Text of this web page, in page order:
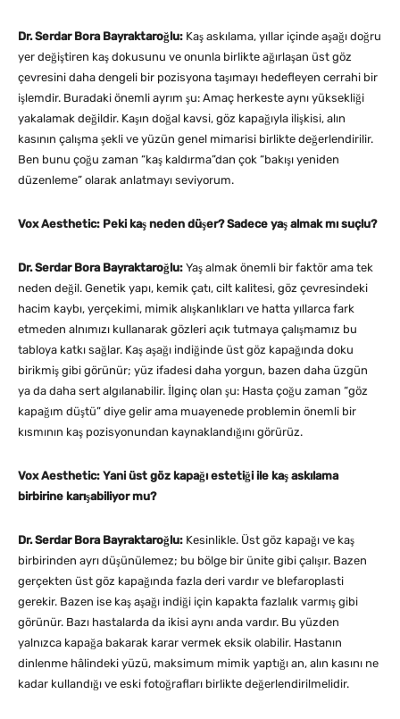
Dr. Serdar Bora Bayraktaroğlu: Kaş askılama, yıllar içinde aşağı doğru
yer değiştiren kaş dokusunu ve onunla birlikte ağırlaşan üst göz
çevresini daha dengeli bir pozisyona taşımayı hedefleyen cerrahi bir
işlemdir. Buradaki önemli ayrım şu: Amaç herkeste aynı yüksekliği
yakalamak değildir. Kaşın doğal kavsi, göz kapağıyla ilişkisi, alın
kasının çalışma şekli ve yüzün genel mimarisi birlikte değerlendirilir.
Ben bunu çoğu zaman “kaş kaldırma”dan çok “bakışı yeniden
düzenleme” olarak anlatmayı seviyorum.
Vox Aesthetic: Peki kaş neden düşer? Sadece yaş almak mı suçlu?
Dr. Serdar Bora Bayraktaroğlu: Yaş almak önemli bir faktör ama tek
neden değil. Genetik yapı, kemik çatı, cilt kalitesi, göz çevresindeki
hacim kaybı, yerçekimi, mimik alışkanlıkları ve hatta yıllarca fark
etmeden alnımızı kullanarak gözleri açık tutmaya çalışmamız bu
tabloya katkı sağlar. Kaş aşağı indiğinde üst göz kapağında doku
birikmiş gibi görünür; yüz ifadesi daha yorgun, bazen daha üzgün
ya da daha sert algılanabilir. İlginç olan şu: Hasta çoğu zaman “göz
kapağım düştü” diye gelir ama muayenede problemin önemli bir
kısmının kaş pozisyonundan kaynaklandığını görürüz.
Vox Aesthetic: Yani üst göz kapağı estetiği ile kaş askılama
birbirine karışabiliyor mu?
Dr. Serdar Bora Bayraktaroğlu: Kesinlikle. Üst göz kapağı ve kaş
birbirinden ayrı düşünülemez; bu bölge bir ünite gibi çalışır. Bazen
gerçekten üst göz kapağında fazla deri vardır ve blefaroplasti
gerekir. Bazen ise kaş aşağı indiği için kapakta fazlalık varmış gibi
görünür. Bazı hastalarda da ikisi aynı anda vardır. Bu yüzden
yalnızca kapağa bakarak karar vermek eksik olabilir. Hastanın
dinlenme hâlindeki yüzü, maksimum mimik yaptığı an, alın kasını ne
kadar kullandığı ve eski fotoğrafları birlikte değerlendirilmelidir.